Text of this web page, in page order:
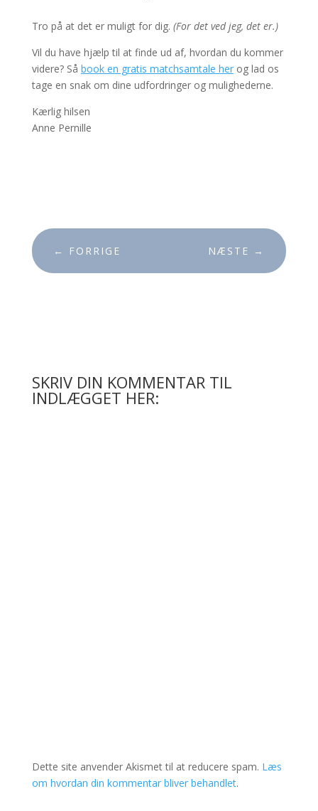
Tro på at det er muligt for dig. (For det ved jeg, det er.)
Vil du have hjælp til at finde ud af, hvordan du kommer
videre? Så book en gratis matchsamtale herog lad os
tage en snak om dine udfordringer og mulighederne.
Kærlig hilsen
Anne Pernille
← FORRIGE NÆSTE →
SKRIV DIN KOMMENTAR TIL
INDLÆGGET HER:
Dette site anvender Akismet til at reducere spam. Læs
om hvordan din kommentar bliver behandlet.